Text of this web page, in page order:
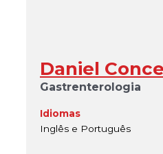
Daniel
Gastrenterologia
Idiomas
Inglês e Português